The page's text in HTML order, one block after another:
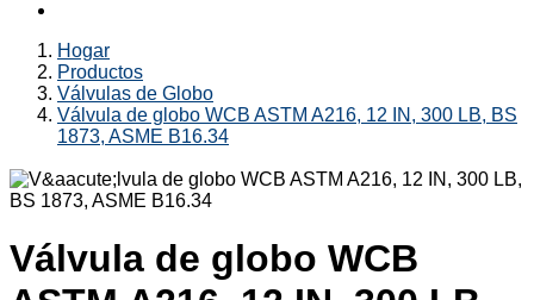
Hogar
Productos
Válvulas de Globo
Válvula de globo WCB ASTM A216, 12 IN, 300 LB, BS
1873, ASME B16.34
Válvula de globo WCB